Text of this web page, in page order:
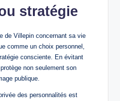
stratégie
de Villepin concernant sa vie
comme un choix personnel,
consciente. En évitant
non seulement son
publique.
des personnalités est